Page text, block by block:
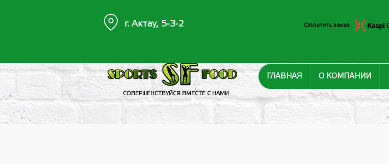
СОВЕРШЕНСТВУЙСЯ ВМЕСТЕ С НАМИ
ГЛАВНАЯ О КОМПАНИИ
г. Актау, 5-3-2 Оплатить заказ